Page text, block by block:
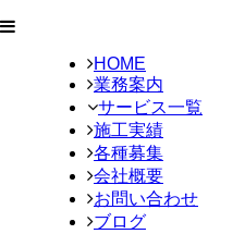
HOME
業務案内
サービス一覧
施工実績
各種募集
会社概要
お問い合わせ
ブログ